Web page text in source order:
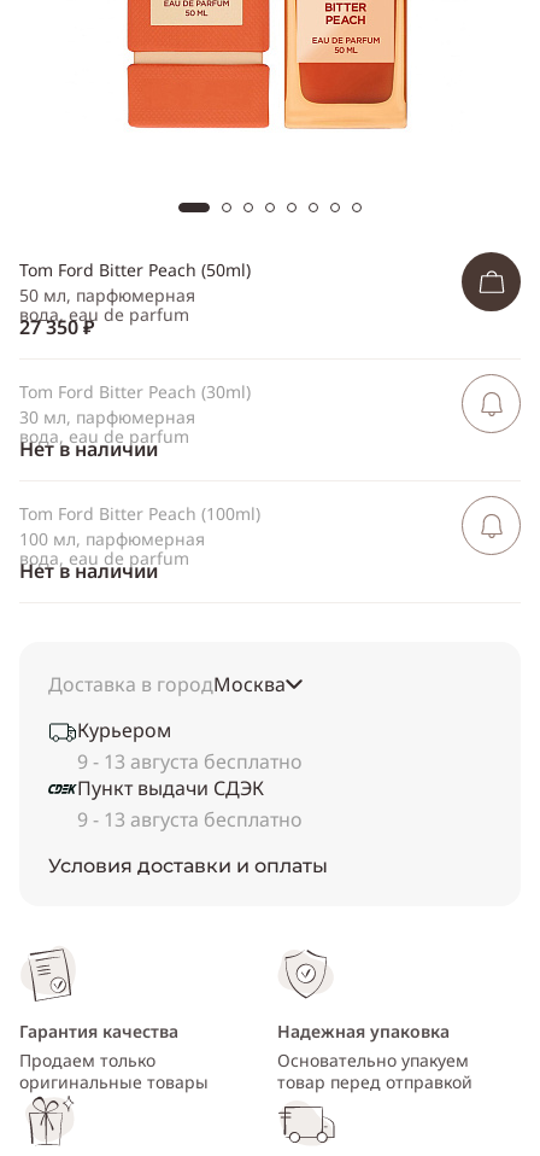
Viber
ВКонтакте
Одноклассники
Tom Ford Bitter Peach (50ml)
50 мл, парфюмерная
вода, eau de parfum
27 350 ₽
Tom Ford Bitter Peach (30ml)
30 мл, парфюмерная
вода, eau de parfum
Нет в наличии
Сообщить
Tom Ford Bitter Peach (100ml)
100 мл, парфюмерная
вода, eau de parfum
Нет в наличии
Сообщить
Доставка в городМосква
Курьером
9 - 13 августа бесплатно
Пункт выдачи СДЭК
9 - 13 августа бесплатно
Условия доставки и оплаты
Гарантия качества
Продаем только
оригинальные товары
Надежная упаковка
Основательно упакуем
товар перед отправкой